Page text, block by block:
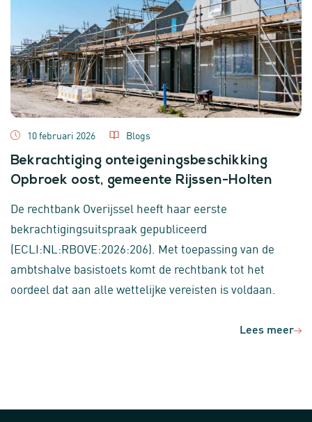
10 februari 2026
Blogs
Bekrachtiging onteigeningsbeschikking
Opbroek oost, gemeente Rijssen-Holten
De rechtbank Overijssel heeft haar eerste
bekrachtigingsuitspraak gepubliceerd
(ECLI:NL:RBOVE:2026:206). Met toepassing van de
ambtshalve basistoets komt de rechtbank tot het
oordeel dat aan alle wettelijke vereisten is voldaan.
Lees meer